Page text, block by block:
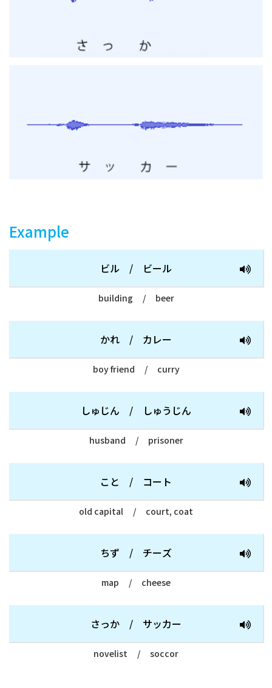
Example
ビル / ビール
building / beer
かれ / カレー
boy friend / curry
しゅじん / しゅうじん
husband / prisoner
こと / コート
old capital / court, coat
ちず / チーズ
map / cheese
さっか / サッカー
novelist / soccor